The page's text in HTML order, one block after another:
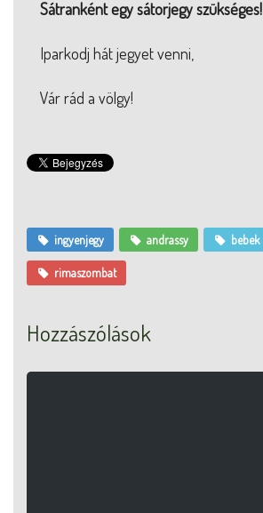
Sátranként egy sátorjegy szükséges!
Iparkodj hát jegyet venni,
Vár rád a völgy!
ingyenjegy andrassy bebek
rimaszombat
Hozzászólások